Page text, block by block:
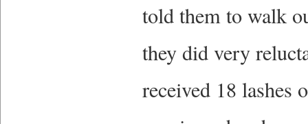
told them to walk
they did very
received 18 lashes